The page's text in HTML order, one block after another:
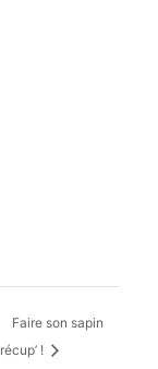
Faire son sapin
récup’ !